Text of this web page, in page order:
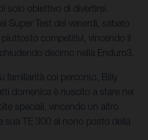
solo obiettivo di divertirsi.
Super Test del venerdì, sabato
competitivi, vincendo il
decimo nella Enduro3.
familiarità col percorso, Billy
domenica è riuscito a stare nei
speciali, vincendo un altro
sua TE 300 al nono posto della